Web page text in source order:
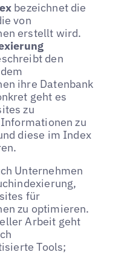
bezeichnet die
von
erstellt wird.
den
ihre Datenbank
geht es
zu
zu
diese im Index
Unternehmen
für
zu optimieren.
Arbeit geht
Tools;